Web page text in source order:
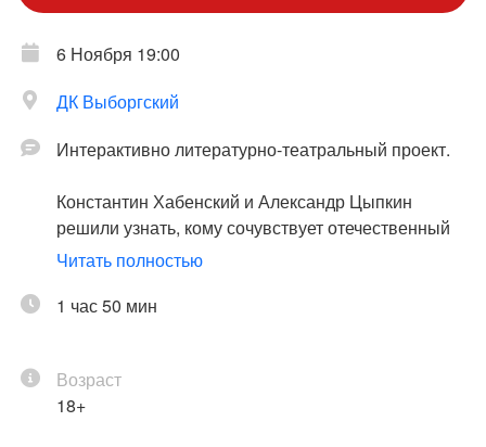
6 Ноября 19:00
ДК Выборгский
Интерактивно литературно-театральный проект.
Константин Хабенский и Александр Цыпкин
решили узнать, кому сочувствует отечественный
зритель. Интерактивный литературный проект
прошёл по России. В программу вошли монологи,
поставлена одноимённая пьеса.
Читать полностью
1 час 50 мин
Возраст
18+